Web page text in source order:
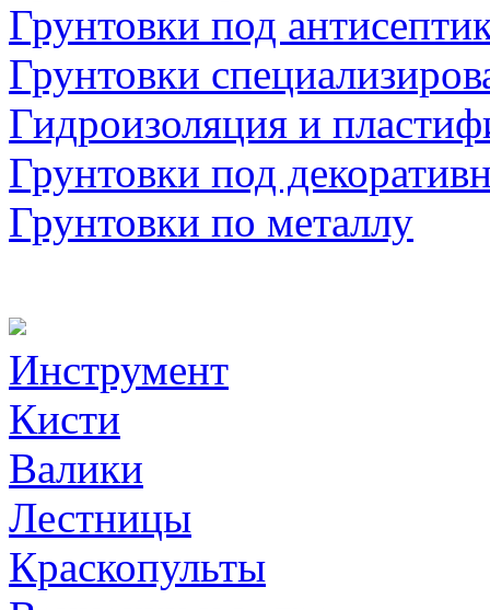
Грунтовки под
Грунтовки
Гидроизоляция и
Грунтовки под
Грунтовки по металлу
Инструмент
Кисти
Валики
Лестницы
Краскопульты